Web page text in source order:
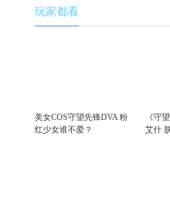
玩家都看
美女COS守望先锋DVA 粉
红少女谁不爱？
《守
艾什